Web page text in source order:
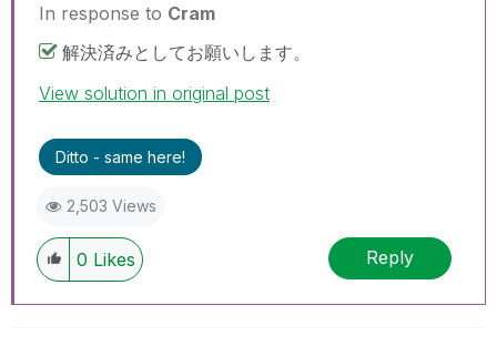
In response to Cram
解決済みとしてお願いします。
View solution in original post
Ditto - same here!
2,503 Views
0 Likes Reply